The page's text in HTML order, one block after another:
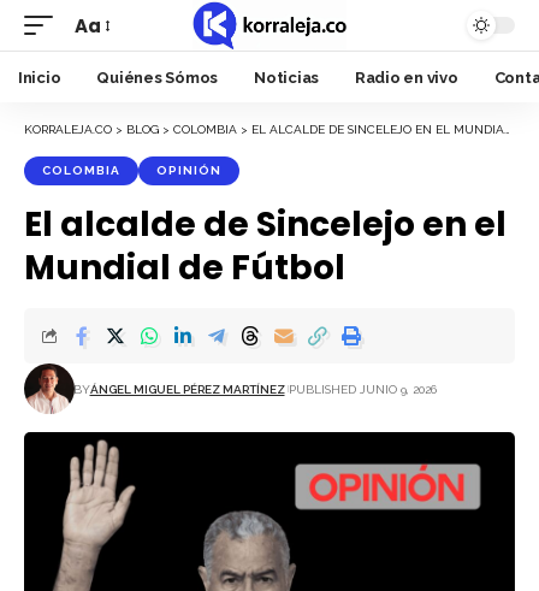
Font
Resizer
Aa
Inicio Quiénes Sómos Noticias Radio en vivo
KORRALEJA.CO > BLOG > COLOMBIA > EL ALCALDE DE SINCELEJO EN EL MUNDIAL DE FÚTBOL
COLOMBIA OPINIÓN
El alcalde de Sincelejo en el
Mundial de Fútbol
BYÁNGEL MIGUEL PÉREZ MARTÍNEZ PUBLISHED JUNIO 9, 2026